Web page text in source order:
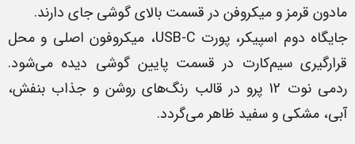
مادون قرمز و میکروفن در قسمت بالای گوشی جای دارند.
جایگاه دوم اسپیکر، پورت USB-C، میکروفون اصلی و محل
قرارگیری سیم‌کارت در قسمت پایین گوشی دیده می‌شود.
ردمی نوت 12 پرو در قالب رنگ‌های روشن و جذاب بنفش،
آبی، مشکی و سفید ظاهر می‌گردد.